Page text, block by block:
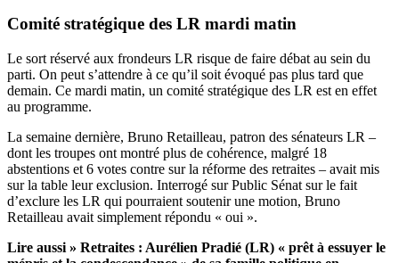
Comité stratégique des LR mardi matin
Le sort réservé aux frondeurs LR risque de faire débat au sein du
parti. On peut s’attendre à ce qu’il soit évoqué pas plus tard que
demain. Ce mardi matin, un comité stratégique des LR est en effet
au programme.
La semaine dernière, Bruno Retailleau, patron des sénateurs LR –
dont les troupes ont montré plus de cohérence, malgré 18
abstentions et 6 votes contre sur la réforme des retraites – avait mis
sur la table leur exclusion. Interrogé sur Public Sénat sur le fait
d’exclure les LR qui pourraient soutenir une motion, Bruno
Retailleau avait simplement répondu « oui ».
Lire aussi » Retraites : Aurélien Pradié (LR) « prêt à essuyer le